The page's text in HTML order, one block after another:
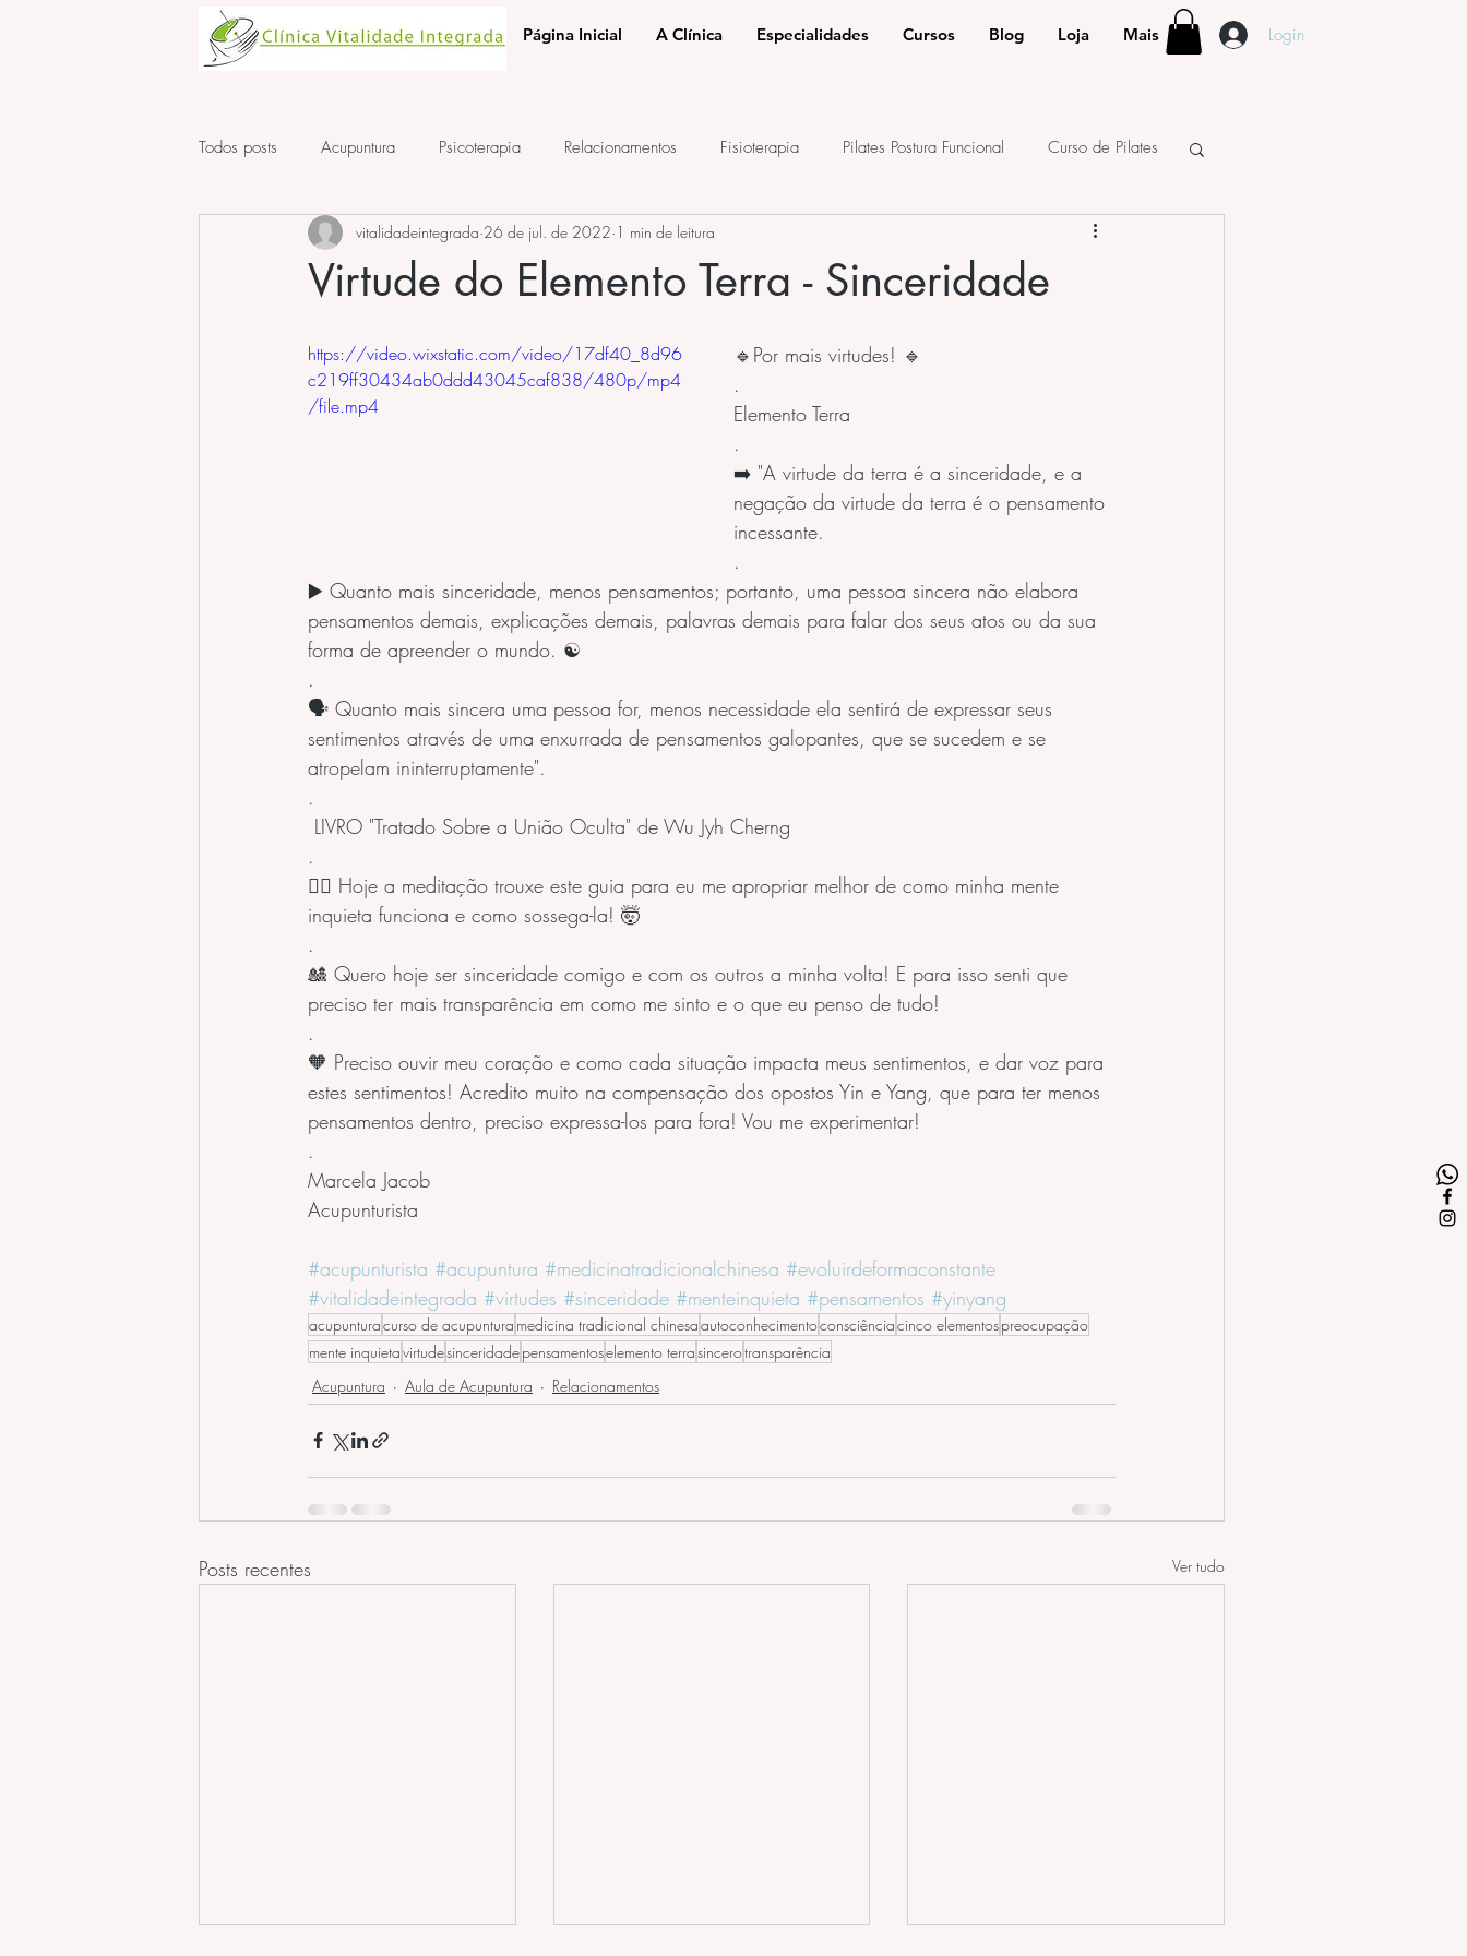
Página Inicial A Clínica Especialidades Cursos Blog Loja Mais Login
Todos posts Acupuntura Psicoterapia Relacionamentos Fisioterapia Pilates Postura Funcional Curso de Pilates
Aula de Acupuntura ansiedade ponto de acupuntura
Virtude do Elemento Terra - Sinceridade
vitalidadeintegrada 26 de jul. de 2022 1 min de leitura
https://video.wixstatic.com/video/17df40_8d96
c219ff30434ab0ddd43045caf838/480p/mp4
/file.mp4
🔹Por mais virtudes! 🔹
.
Elemento Terra
.
➡️ "A virtude da terra é a sinceridade, e a
negação da virtude da terra é o pensamento
incessante.
.
▶️ Quanto mais sinceridade, menos pensamentos; portanto, uma pessoa sincera não elabora
pensamentos demais, explicações demais, palavras demais para falar dos seus atos ou da sua
forma de apreender o mundo. ☯️
.
🗣️ Quanto mais sincera uma pessoa for, menos necessidade ela sentirá de expressar seus
sentimentos através de uma enxurrada de pensamentos galopantes, que se sucedem e se
atropelam ininterruptamente".
.
LIVRO "Tratado Sobre a União Oculta" de Wu Jyh Cherng
.
🧘‍♀️ Hoje a meditação trouxe este guia para eu me apropriar melhor de como minha mente
inquieta funciona e como sossega-la! 🤯
.
🎎 Quero hoje ser sinceridade comigo e com os outros a minha volta! E para isso senti que
preciso ter mais transparência em como me sinto e o que eu penso de tudo!
.
🧡 Preciso ouvir meu coração e como cada situação impacta meus sentimentos, e dar voz para
estes sentimentos! Acredito muito na compensação dos opostos Yin e Yang, que para ter menos
pensamentos dentro, preciso expressa-los para fora! Vou me experimentar!
.
Marcela Jacob
Acupunturista
#acupunturista #acupuntura #medicinatradicionalchinesa #evoluirdeformaconstante
#vitalidadeintegrada #virtudes #sinceridade #menteinquieta #pensamentos #yinyang
acupunturacurso de acupuntura medicina tradicional chinesaautoconhecimentoconsciênciacinco elementospreocupação
mente inquietavirtudesinceridadepensamentoselemento terrasincerotransparência
Acupuntura
Aula de Acupuntura Relacionamentos
Posts recentes Ver tudo